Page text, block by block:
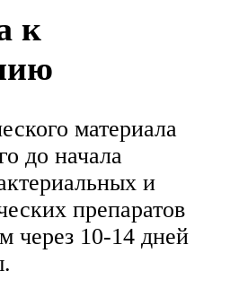
к
материала
до начала
и
препаратов
через 10-14 дней